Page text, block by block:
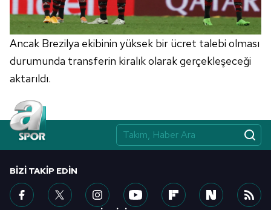
Ancak Brezilya ekibinin yüksek bir ücret talebi olması
durumunda transferin kiralık olarak gerçekleşeceği
aktarıldı.
BIZI TAKIP EDIN